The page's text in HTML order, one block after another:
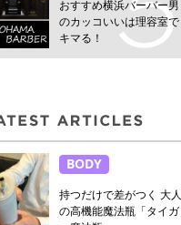
おすすめ横浜バーバー男
のカッコいいは理容室で
キマる！
BODY
持つだけで差がつく 大人
の高機能魔法瓶「タイガ